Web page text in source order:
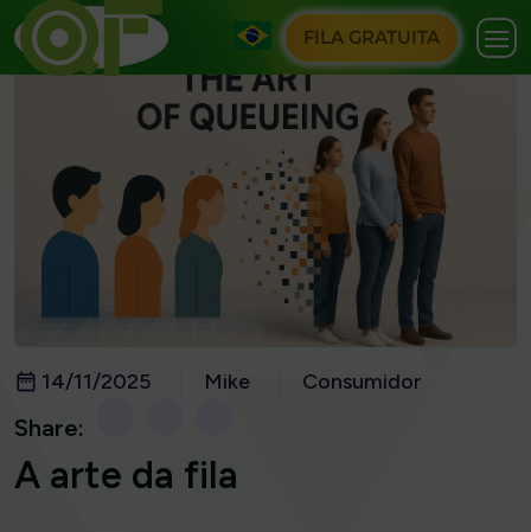
FILA GRATUITA
14/11/2025 Mike Consumidor
Share:
A arte da fila